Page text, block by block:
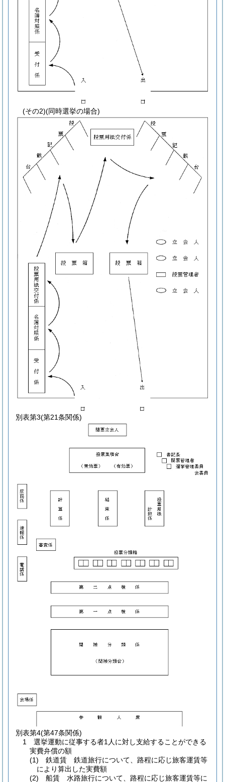
(その2)(同時選挙の場合)
別表第3(第21条関係)
別表第4(第47条関係)
1 選挙運動に従事する者1人に対し支給することができる
実費弁償の額
(1) 鉄道賃 鉄道旅行について、路程に応じ旅客運賃等
により算出した実費額
(2) 船賃 水路旅行について、路程に応じ旅客運賃等に